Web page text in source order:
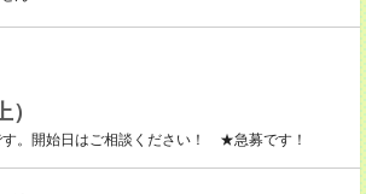
。開始日はご相談ください！ ★急募です！